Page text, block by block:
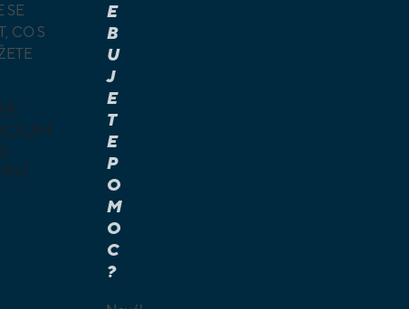
SE
CO S
E
B
U
J
E
T
E
P
O
M
O
C
?